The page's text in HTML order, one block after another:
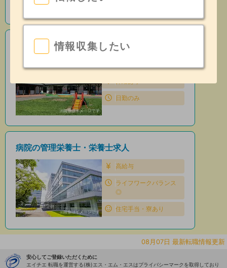
保育園の管理栄養士・栄養士求人
日勤のみ
病院の管理栄養士・栄養士求人
高給与
ライフワークバランス
◎
住宅手当・寮あり
情報収集したい
08月07日 最新転職情報更新
安心してご登録いただくために
エイチエ 転職を運営する(株)エス・エム・エスはプライバシーマークを取得しており